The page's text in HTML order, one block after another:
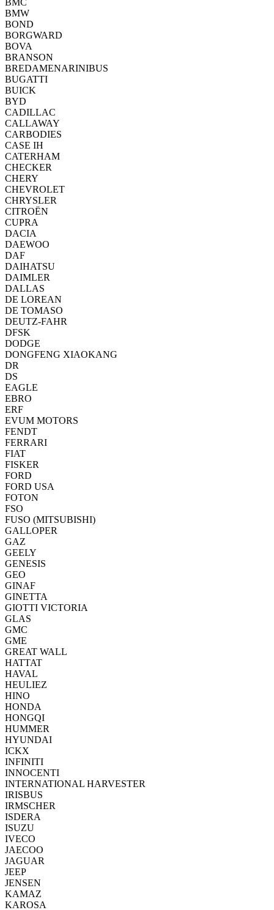
BMC
BMW
BOND
BORGWARD
BOVA
BRANSON
BREDAMENARINIBUS
BUGATTI
BUICK
BYD
CADILLAC
CALLAWAY
CARBODIES
CASE IH
CATERHAM
CHECKER
CHERY
CHEVROLET
CHRYSLER
CITROËN
CUPRA
DACIA
DAEWOO
DAF
DAIHATSU
DAIMLER
DALLAS
DE LOREAN
DE TOMASO
DEUTZ-FAHR
DFSK
DODGE
DONGFENG XIAOKANG
DR
DS
EAGLE
EBRO
ERF
EVUM MOTORS
FENDT
FERRARI
FIAT
FISKER
FORD
FORD USA
FOTON
FSO
FUSO (MITSUBISHI)
GALLOPER
GAZ
GEELY
GENESIS
GEO
GINAF
GINETTA
GIOTTI VICTORIA
GLAS
GMC
GME
GREAT WALL
HATTAT
HAVAL
HEULIEZ
HINO
HONDA
HONGQI
HUMMER
HYUNDAI
ICKX
INFINITI
INNOCENTI
INTERNATIONAL HARVESTER
IRISBUS
IRMSCHER
ISDERA
ISUZU
IVECO
JAECOO
JAGUAR
JEEP
JENSEN
KAMAZ
KAROSA